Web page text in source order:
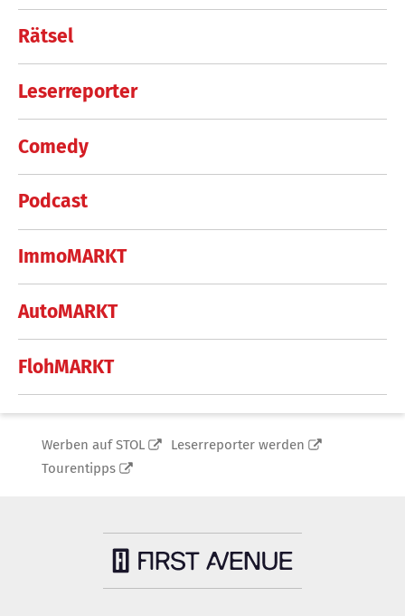
Rätsel
Leserreporter
Comedy
Podcast
ImmoMARKT
AutoMARKT
FlohMARKT
Werben auf STOL
Leserreporter werden
Tourentipps